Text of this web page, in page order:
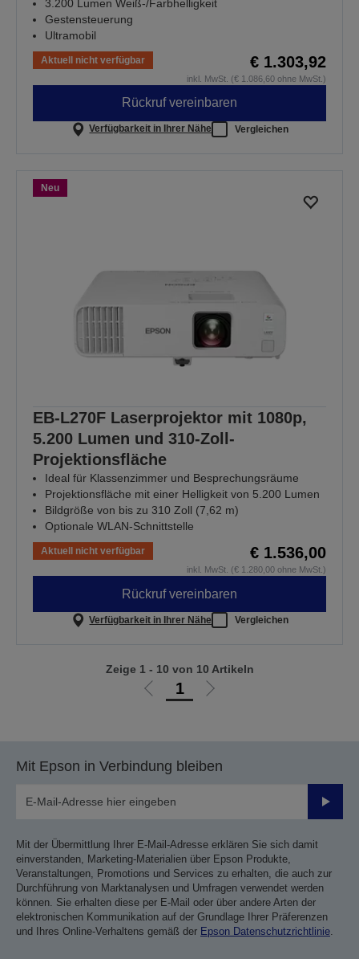
3.200 Lumen Weiß-/Farbhelligkeit
Gestensteuerung
Ultramobil
Aktuell nicht verfügbar € 1.303,92
inkl. MwSt. (€ 1.086,60 ohne MwSt.)
Rückruf vereinbaren
Verfügbarkeit in Ihrer Nähe Vergleichen
Neu
EB-L270F Laserprojektor mit 1080p,
5.200 Lumen und 310-Zoll-
Projektionsfläche
Ideal für Klassenzimmer und Besprechungsräume
Projektionsfläche mit einer Helligkeit von 5.200 Lumen
Bildgröße von bis zu 310 Zoll (7,62 m)
Optionale WLAN-Schnittstelle
Aktuell nicht verfügbar € 1.536,00
inkl. MwSt. (€ 1.280,00 ohne MwSt.)
Rückruf vereinbaren
Verfügbarkeit in Ihrer Nähe Vergleichen
Zur
1
Zur
Zeige 1 - 10 von 10 Artikeln
Mit Epson in Verbindung bleiben
Mit der Übermittlung Ihrer E-Mail-Adresse erklären Sie sich damit
einverstanden, Marketing-Materialien über Epson Produkte,
Veranstaltungen, Promotions und Services zu erhalten, die auch zur
Durchführung von Marktanalysen und Umfragen verwendet werden
können. Sie erhalten diese per E-Mail oder über andere Arten der
elektronischen Kommunikation auf der Grundlage Ihrer Präferenzen
und Ihres Online-Verhaltens gemäß der Epson Datenschutzrichtlinie.